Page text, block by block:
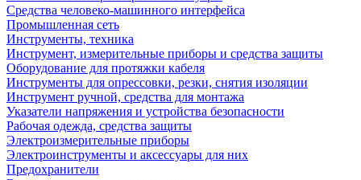
Средства человеко-машинного интерфейса
Промышленная сеть
Инструменты, техника
Инструмент, измерительные приборы и средства защиты
Оборудование для протяжки кабеля
Инструменты для опрессовки, резки, снятия изоляции
Инструмент ручной, средства для монтажа
Указатели напряжения и устройства безопасности
Рабочая одежда, средства защиты
Электроизмерительные приборы
Электроинструменты и аксессуары для них
Предохранители